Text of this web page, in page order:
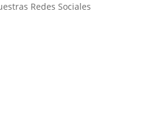
Redes Sociales